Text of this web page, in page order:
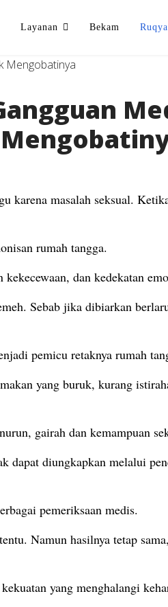
Layanan Bekam
karena masalah seksual.
rumah tangga.
dan kedekatan
Sebab jika dibiarkan
pemicu retaknya rumah
yang buruk, kurang
gairah dan kemampuan
dapat diungkapkan melalui
pemeriksaan medis.
Namun hasilnya tetap
yang menghalangi